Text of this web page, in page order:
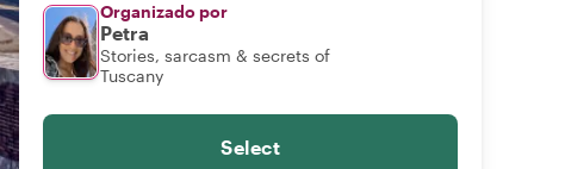
Organizado por
Petra
Stories, sarcasm & secrets of
Tuscany
Select